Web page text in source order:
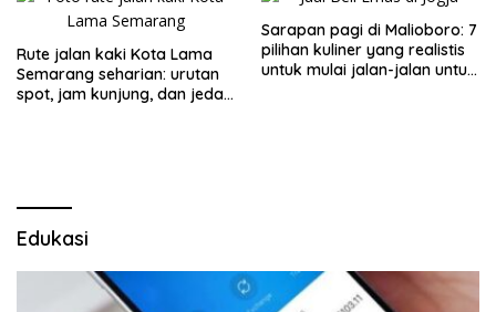
Rute jalan kaki Kota Lama
Semarang seharian: urutan
spot, jam kunjung, dan jeda
Sarapan pagi di Malioboro: 7
pilihan kuliner yang realistis
untuk mulai jalan-jalan untuk
Edukasi